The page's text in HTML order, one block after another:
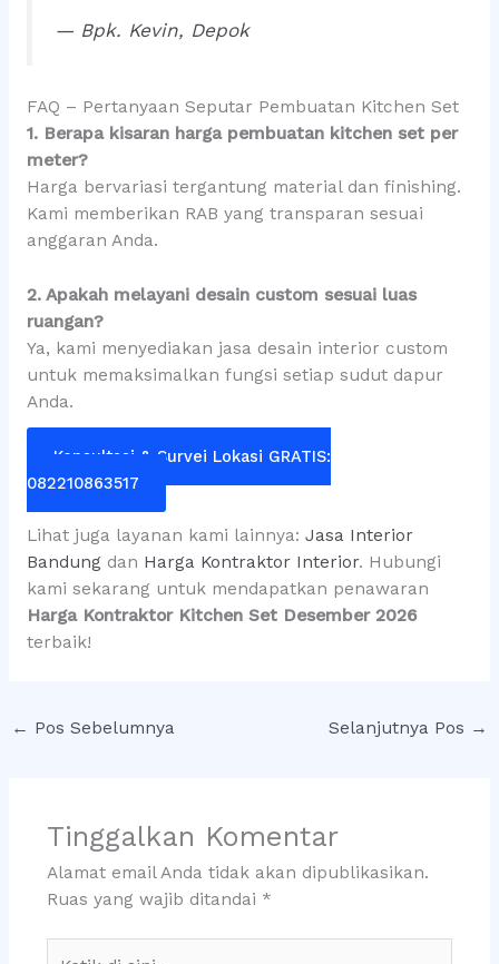
— Bpk. Kevin, Depok
FAQ – Pertanyaan Seputar Pembuatan Kitchen Set
1. Berapa kisaran harga pembuatan kitchen set per
meter?
Harga bervariasi tergantung material dan finishing.
Kami memberikan RAB yang transparan sesuai
anggaran Anda.
2. Apakah melayani desain custom sesuai luas
ruangan?
Ya, kami menyediakan jasa desain interior custom
untuk memaksimalkan fungsi setiap sudut dapur
Anda.
Konsultasi & Survei Lokasi GRATIS:
082210863517
Lihat juga layanan kami lainnya: Jasa Interior
Bandung dan Harga Kontraktor Interior. Hubungi
kami sekarang untuk mendapatkan penawaran
Harga Kontraktor Kitchen Set Desember 2026
terbaik!
← Pos Sebelumnya Selanjutnya Pos →
Tinggalkan Komentar
Alamat email Anda tidak akan dipublikasikan.
Ruas yang wajib ditandai *